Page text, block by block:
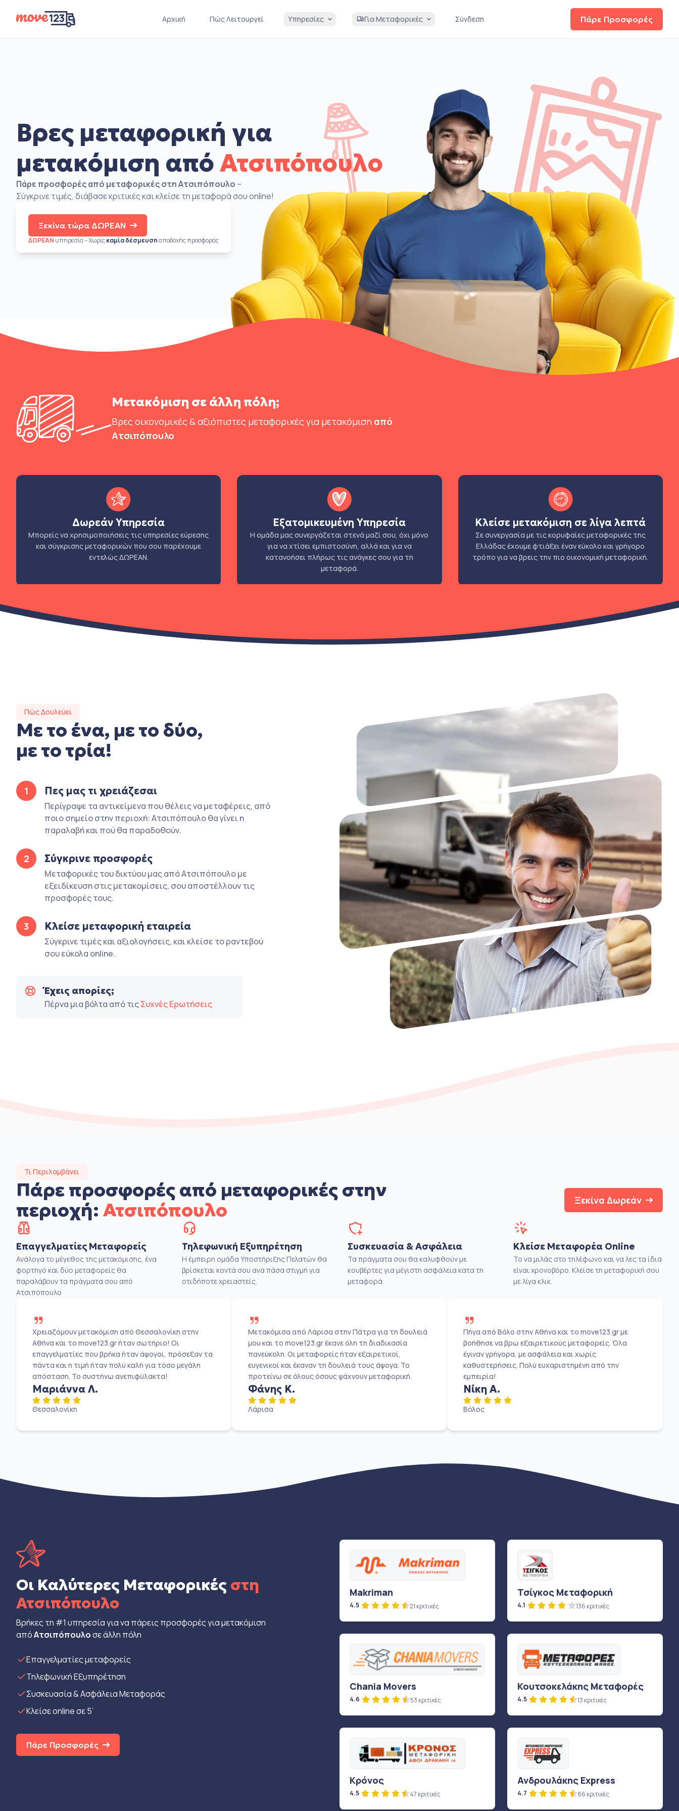
Πάρε Προσφορές
Αρχική Πώς Λειτουργεί Υπηρεσίες Για Μεταφορικές Σύνδεση
Βρες μεταφορική για
μετακόμιση από Ατσιπόπουλο
Πάρε προσφορές από μεταφορικές στη Ατσιπόπουλο –
Σύγκρινε τιμές, διάβασε κριτικές και κλείσε τη μεταφορά σου online!
Ξεκίνα τώρα ΔΩΡΕΑΝ
ΔΩΡΕΑΝ υπηρεσία – Χωρίςκαμία δέσμευσηαποδοχής προσφοράς
Μετακόμιση σε άλλη πόλη;
Βρες οικονομικές & αξιόπιστες μεταφορικές για μετακόμιση από
Ατσιπόπουλο
Δωρεάν Υπηρεσία
Μπορείς να χρησιμοποιήσεις τις υπηρεσίες εύρεσης
και σύγκρισης μεταφορικών που σου παρέχουμε
εντελώς ΔΩΡΕΑΝ.
Εξατομικευμένη Υπηρεσία
Η ομάδα μας συνεργάζεται στενά μαζί σου, όχι μόνο
για να χτίσει εμπιστοσύνη, αλλά και για να
κατανοήσει πλήρως τις ανάγκες σου για τη
μεταφορά.
Κλείσε μετακόμιση σε λίγα λεπτά
Σε συνεργασία με τις κορυφαίες μεταφορικές της
Ελλάδας έχουμε φτιάξει έναν εύκολο και γρήγορο
τρόπο για να βρεις την πιο οικονομική μεταφορική.
Πώς Δουλεύει
Με το ένα, με το δύο,
με το τρία!
1 Πες μας τι χρειάζεσαι
Περίγραψε τα αντικείμενα που θέλεις να μεταφέρεις, από
ποιο σημείο στην περιοχή: Ατσιπόπουλο θα γίνει η
παραλαβή και πού θα παραδοθούν.
2 Σύγκρινε προσφορές
Μεταφορικές του δικτύου μας από Ατσιπόπουλο με
εξειδίκευση στις μετακομίσεις, σου αποστέλλουν τις
προσφορές τους.
3 Κλείσε μεταφορική εταιρεία
Σύγκρινε τιμές και αξιολογήσεις, και κλείσε το ραντεβού
σου εύκολα online.
Έχεις απορίες;
Πέρνα μια βόλτα από τιςΣυχνές Ερωτήσεις
Τι Περιλαμβάνει
Πάρε προσφορές από μεταφορικές στην
περιοχή: Ατσιπόπουλο Ξεκίνα Δωρεάν
Επαγγελματίες Μεταφορείς
Ανάλογα το μέγεθος της μετακόμισης, ένα
φορτηγό και δύο μεταφορείς θα
παραλάβουν τα πράγματα σου από
Ατσιπόπουλο
Τηλεφωνική Εξυπηρέτηση
Η έμπειρη ομάδα Υποστήριξης Πελατών θα
βρίσκεται κοντά σου ανα πάσα στιγμή για
οτιδήποτε χρειαστείς.
Συσκευασία & Ασφάλεια
Τα πράγματα σου θα καλυφθούν με
κουβέρτες για μέγιστη ασφάλεια κατα τη
μεταφορά.
Κλείσε Μεταφορέα Online
Το να μιλάς στο τηλέφωνο και να λες τα ίδια
είναι χρονοβόρο. Κλείσε τη μεταφορική σου
με λίγα κλικ.
Χρειαζόμουν μετακόμιση από Θεσσαλονίκη στην
Αθήνα και το move123.gr ήταν σωτήριο! Οι
επαγγελματίες που βρήκα ήταν άψογοι, πρόσεξαν τα
πάντα και η τιμή ήταν πολύ καλή για τόσο μεγάλη
απόσταση. Το συστήνω ανεπιφύλακτα!
Μαριάννα Λ.
Θεσσαλονίκη
Μετακόμισα από Λάρισα στην Πάτρα για τη δουλειά
μου και το move123.gr έκανε όλη τη διαδικασία
πανεύκολη. Οι μεταφορείς ήταν εξαιρετικοί,
ευγενικοί και έκαναν τη δουλειά τους άψογα. Το
προτείνω σε όλους όσους ψάχνουν μεταφορική.
Φάνης Κ.
Λάρισα
Πήγα από Βόλο στην Αθήνα και το move123.gr με
βοήθησε να βρω εξαιρετικούς μεταφορείς. Όλα
έγιναν γρήγορα, με ασφάλεια και χωρίς
καθυστερήσεις. Πολύ ευχαριστημένη από την
εμπειρία!
Νίκη Α.
Βόλος
Οι Καλύτερες Μεταφορικές στη
Ατσιπόπουλο
Βρήκες τη #1 υπηρεσία για να πάρεις προσφορές για μετακόμιση
απόΑτσιπόπουλοσε άλλη πόλη
Eπαγγελματίες μεταφορείς
Τηλεφωνική Εξυπηρέτηση
Συσκευασία & Ασφάλεια Μεταφοράς
Κλείσε online σε 5’
Πάρε Προσφορές
Makriman
4.5 21 κριτικές
Τσίγκος Μεταφορική
4.1 136 κριτικές
Chania Movers
4.6 53 κριτικές
Κουτσοκελάκης Μεταφορές
4.5 13 κριτικές
Κρόνος
4.5 47 κριτικές
Ανδρουλάκης Express
4.7 86 κριτικές